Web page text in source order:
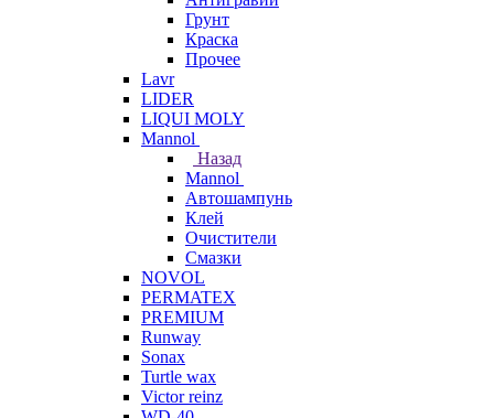
Грунт
Краска
Прочее
Lavr
LIDER
LIQUI MOLY
Mannol
Назад
Mannol
Автошампунь
Клей
Очистители
Смазки
NOVOL
PERMATEX
PREMIUM
Runway
Sonax
Turtle wax
Victor reinz